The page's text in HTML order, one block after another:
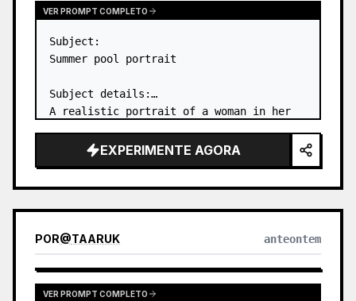
VER PROMPT COMPLETO
Subject:
Summer pool portrait
Subject details:
A realistic portrait of a woman in her
pool, captured from behind. She is
wearing a white one-piece swimsuit and
EXPERIMENTE AGORA
POR@TAARUK anteontem
VER PROMPT COMPLETO